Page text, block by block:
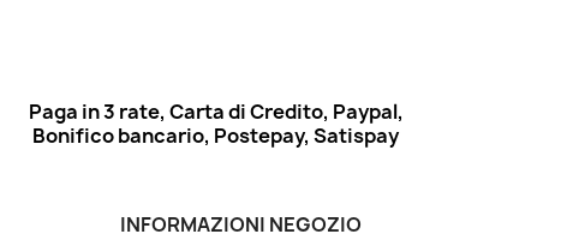
Paga in 3 rate, Carta di Credito, Paypal,
Bonifico bancario, Postepay, Satispay
INFORMAZIONI NEGOZIO